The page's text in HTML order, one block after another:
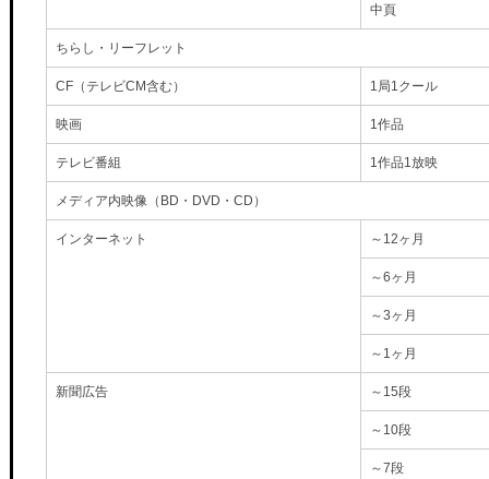
中頁
ちらし・リーフレット
CF（テレビCM含む） 1局1クール
映画 1作品
テレビ番組 1作品1放映
メディア内映像（BD・DVD・CD）
インターネット ～12ヶ月
～6ヶ月
～3ヶ月
～1ヶ月
新聞広告 ～15段
～10段
～7段